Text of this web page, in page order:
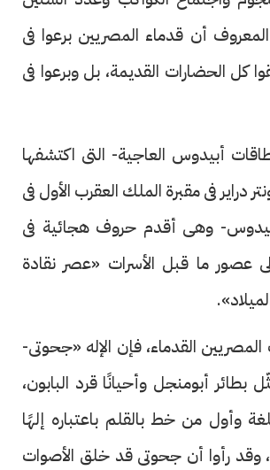
أن قدماء المصريين برعوا فى
كل الحضارات القديمة، بل وبرعوا فى
أبيدوس العاجية- التى اكتشفها
دراير فى مقبرة الملك العقرب الأول فى
وهى أقدم حروف هجائية فى
عصور ما قبل الأسرات «عصر نقادة
القدماء، فإن الإله «جحوتى-
أبومنجل وأحيانًا قرد البابون،
وأول من خط بالقلم باعتباره إلهًا
وقد رأوا أن جحوتى قد خلق الأصوات